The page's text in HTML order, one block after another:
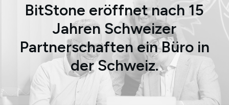
BitStone eröffnet nach 15
Jahren Schweizer
Partnerschaften ein Büro in
der Schweiz.